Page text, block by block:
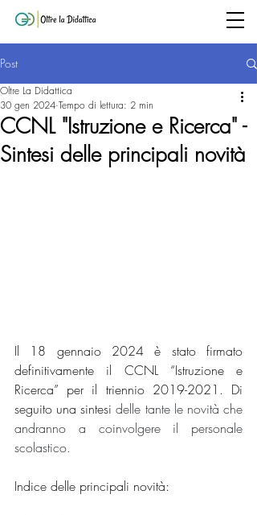
Post
CCNL "Istruzione e Ricerca" -
Sintesi delle principali novità
Oltre La Didattica
30 gen 2024 Tempo di lettura: 2 min
Il 18 gennaio 2024 è stato firmato
definitivamente il CCNL “Istruzione e
Ricerca” per il triennio 2019-2021. Di
seguito una sintesi delle tante le novità che
andranno a coinvolgere il personale
scolastico.
Indice delle principali novità: